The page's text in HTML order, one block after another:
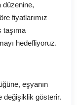
düzenine,
fiyatlarımız
taşıma
hedefliyoruz.
eşyanın
değişiklik gösterir.